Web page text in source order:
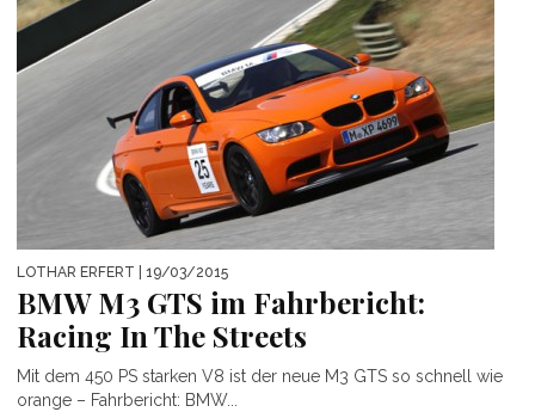
LOTHAR ERFERT | 19/03/2015
BMW M3 GTS im Fahrbericht:
Racing In The Streets
Mit dem 450 PS starken V8 ist der neue M3 GTS so schnell wie
orange – Fahrbericht: BMW...